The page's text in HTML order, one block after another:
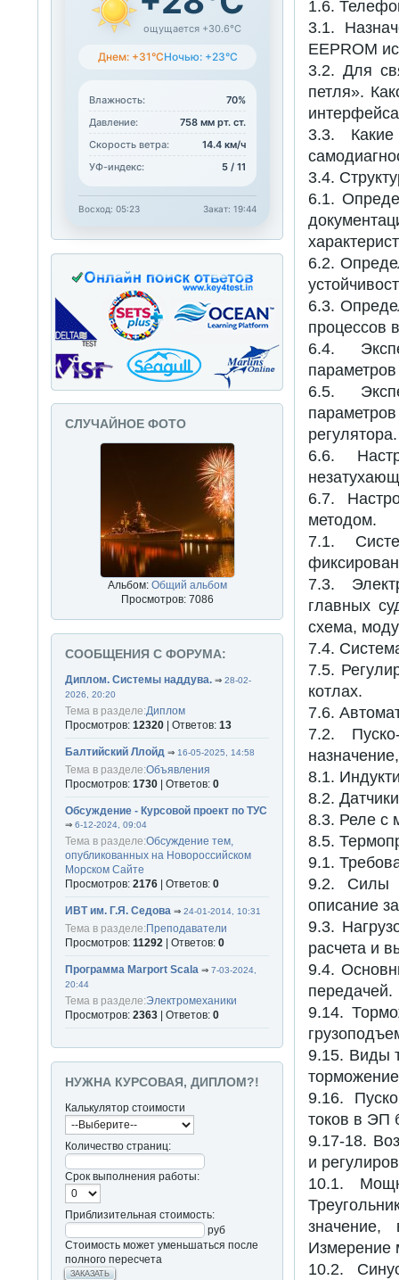
1.6.
3.1.
EEPROM
3.2. Для
петля».
3.3.
3.4.
6.1.
6.2.
6.3.
процессов
6.4.
6.5.
регулятора.
6.6.
6.7.
методом.
7.1.
7.3.
главных
схема,
7.4.
7.5.
котлах.
7.6.
7.2.
8.1.
8.2.
8.3. Реле с
8.5.
9.1.
9.2. Силы
описание
9.3.
расчета и
9.4.
передачей.
9.14.
9.15. Виды
9.16.
токов в ЭП
9.17-18.
и
10.1.
Измерение
10.2.
ощущается +30.6°C
Днем: +31°CНочью: +23°C
Влажность:
70%
Давление:
758 мм рт. ст.
Скорость ветра:
14.4 км/ч
УФ-индекс:
5 / 11
Восход: 05:23 Закат: 19:44
СЛУЧАЙНОЕ ФОТО
Альбом: Общий альбом
Просмотров: 7086
СООБЩЕНИЯ С ФОРУМА:
Диплом. Системы наддува. ⇒28-02-
2026, 20:20
Тема в разделе:Диплом
Просмотров:12320 | Ответов:13
Балтийский Ллойд ⇒16-05-2025, 14:58
Тема в разделе:Объявления
Просмотров:1730 | Ответов:0
Обсуждение - Курсовой проект по ТУС
⇒6-12-2024, 09:04
Тема в разделе:Обсуждение тем,
опубликованных на Новороссийском
Морском Сайте
Просмотров:2176 | Ответов:0
ИВТ им. Г.Я. Седова ⇒24-01-2014, 10:31
Тема в разделе:Преподаватели
Просмотров:11292 | Ответов:0
Программа Marport Scala ⇒7-03-2024,
20:44
Тема в разделе:Электромеханики
Просмотров:2363 | Ответов:0
НУЖНА КУРСОВАЯ, ДИПЛОМ?!
Калькулятор стоимости
Количество страниц:
Срок выполнения работы:
Приблизительная стоимость:
руб
Стоимость может уменьшаться после
полного пересчета
ЗАКАЗАТЬ